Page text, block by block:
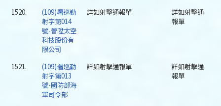
1520.
(109)署巡勤
射字第014
號-晉陞太空
科技股份有
限公司
詳如射擊通報單
詳如射擊通
報單
1521.
(109)署巡勤
射字第013
號-國防部海
軍司令部
詳如射擊通報單
詳如射擊通
報單